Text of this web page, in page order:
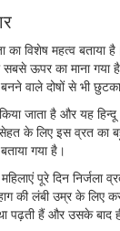
का विशेष महत्व बताया
सबसे ऊपर का माना
वाले दोषों से भी
जाता है और यह
के लिए इस व्रत का
गया है।
पूरे दिन
की लंबी उम्र के लिए
पढ़ती हैं और उसके बाद